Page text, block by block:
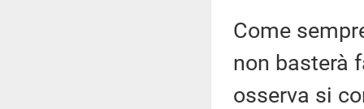
Come
non basterà
osserva si